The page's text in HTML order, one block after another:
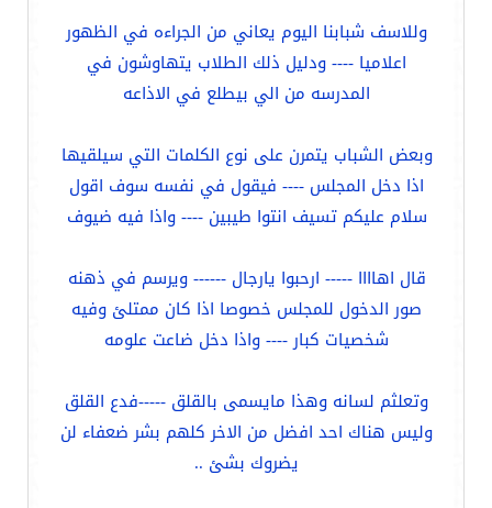
وللاسف شبابنا اليوم يعاني من الجراءه في الظهور
اعلاميا ---- ودليل ذلك الطلاب يتهاوشون في
المدرسه من الي بيطلع في الاذاعه
وبعض الشباب يتمرن على نوع الكلمات التي سيلقيها
اذا دخل المجلس ---- فيقول في نفسه سوف اقول
سلام عليكم تسيف انتوا طيبين ---- واذا فيه ضيوف
قال اهاااا ----- ارحبوا يارجال ------ ويرسم في ذهنه
صور الدخول للمجلس خصوصا اذا كان ممتلئ وفيه
شخصيات كبار ---- واذا دخل ضاعت علومه
وتعلثم لسانه وهذا مايسمى بالقلق -----فدع القلق
وليس هناك احد افضل من الاخر كلهم بشر ضعفاء لن
يضروك بشئ ..